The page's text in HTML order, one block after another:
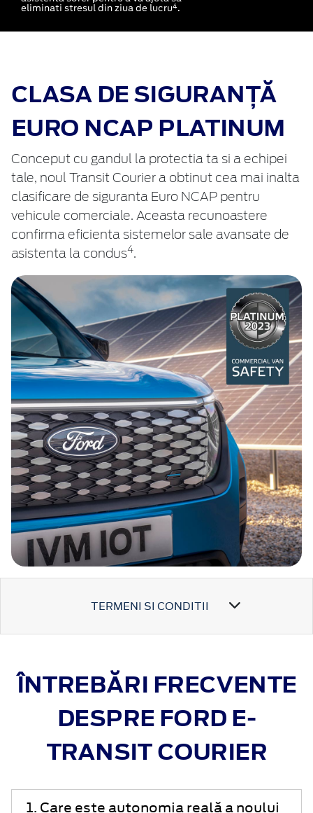
eliminati stresul din ziua de lucru4.
CLASA DE SIGURANȚĂ
EURO NCAP PLATINUM
Conceput cu gandul la protectia ta si a echipei
tale, noul Transit Courier a obtinut cea mai inalta
clasificare de siguranta Euro NCAP pentru
vehicule comerciale. Aceasta recunoastere
confirma eficienta sistemelor sale avansate de
asistenta la condus4.
TERMENI SI CONDITII
ÎNTREBĂRI FRECVENTE
DESPRE FORD E-
TRANSIT COURIER
1. Care este autonomia reală a noului